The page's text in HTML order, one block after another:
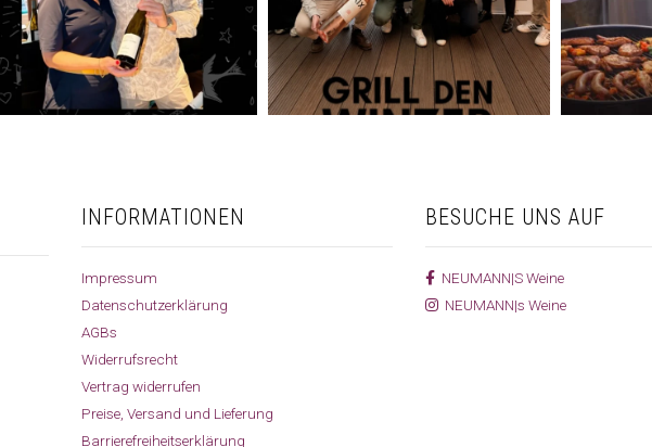
INFORMATIONEN
Impressum
Datenschutzerklärung
AGBs
Widerrufsrecht
Vertrag widerrufen
Preise, Versand und Lieferung
Barrierefreiheitserklärung
BESUCHE UNS AUF
NEUMANN|S Weine
NEUMANN|s Weine